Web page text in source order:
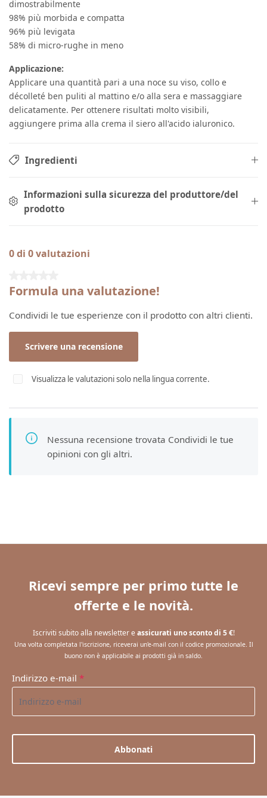
dimostrabilmente
98% più morbida e compatta
96% più levigata
58% di micro-rughe in meno
Applicazione:
Applicare una quantità pari a una noce su viso, collo e
décolleté ben puliti al mattino e/o alla sera e massaggiare
delicatamente. Per ottenere risultati molto visibili,
aggiungere prima alla crema il siero all'acido ialuronico.
Ingredienti
Informazioni sulla sicurezza del produttore/del
prodotto
0 di 0 valutazioni
Formula una valutazione!
Condividi le tue esperienze con il prodotto con altri clienti.
Scrivere una recensione
Visualizza le valutazioni solo nella lingua corrente.
Nessuna recensione trovata Condividi le tue
opinioni con gli altri.
Ricevi sempre per primo tutte le
offerte e le novità.
Iscriviti subito alla newsletter e assicurati uno sconto di 5 €!
Una volta completata l'iscrizione, riceverai un'e-mail con il codice promozionale. Il
buono non è applicabile ai prodotti già in saldo.
Indirizzo e-mail *
Abbonati